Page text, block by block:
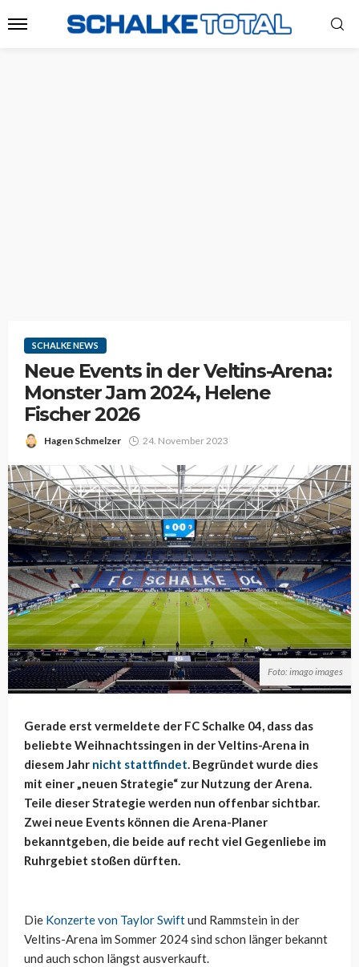
SCHALKE NEWS
Neue Events in der Veltins-Arena:
Monster Jam 2024, Helene
Fischer 2026
Hagen Schmelzer 24. November 2023
Foto: imago images
Gerade erst vermeldete der FC Schalke 04, dass das
beliebte Weihnachtssingen in der Veltins-Arena in
diesem Jahr nicht stattfindet. Begründet wurde dies
mit einer „neuen Strategie“ zur Nutzung der Arena.
Teile dieser Strategie werden nun offenbar sichtbar.
Zwei neue Events können die Arena-Planer
bekanntgeben, die beide auf recht viel Gegenliebe im
Ruhrgebiet stoßen dürften.
Die Konzerte von Taylor Swiftund Rammstein in der
Veltins-Arena im Sommer 2024 sind schon länger bekannt
und auch schon längst ausverkauft.